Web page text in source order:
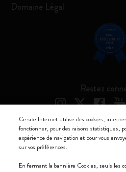
Domaine Légal
Restez
Moleskine ® est une marque enregistrée
Italia - P. IVA / CCIAA n. 07234480965
Ce site Internet utilise des cookies,
fonctionner, pour des raisons statistiques,
expérience de navigation et pour vous
sur vos préférences.
En fermant la bannière Cookies, seuls les